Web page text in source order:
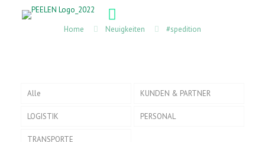
Home Neuigkeiten #spedition
Alle KUNDEN & PARTNER
LOGISTIK PERSONAL
TRANSPORTE